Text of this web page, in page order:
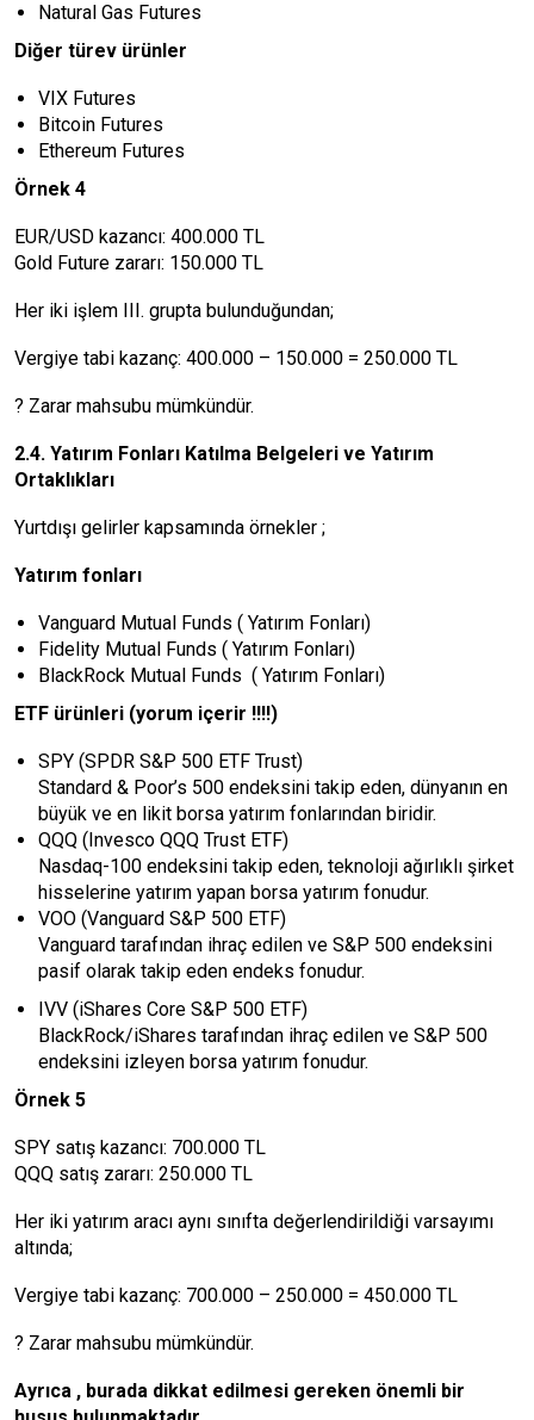
Natural Gas Futures
Diğer türev ürünler
VIX Futures
Bitcoin Futures
Ethereum Futures
Örnek 4
EUR/USD kazancı: 400.000 TL
Gold Future zararı: 150.000 TL
Her iki işlem III. grupta bulunduğundan;
Vergiye tabi kazanç: 400.000 – 150.000 = 250.000 TL
? Zarar mahsubu mümkündür.
2.4. Yatırım Fonları Katılma Belgeleri ve Yatırım
Ortaklıkları
Yurtdışı gelirler kapsamında örnekler ;
Yatırım fonları
Vanguard Mutual Funds ( Yatırım Fonları)
Fidelity Mutual Funds ( Yatırım Fonları)
BlackRock Mutual Funds ( Yatırım Fonları)
ETF ürünleri (yorum içerir !!!!)
SPY (SPDR S&P 500 ETF Trust)
Standard & Poor’s 500 endeksini takip eden, dünyanın en
büyük ve en likit borsa yatırım fonlarından biridir.
QQQ (Invesco QQQ Trust ETF)
Nasdaq-100 endeksini takip eden, teknoloji ağırlıklı şirket
hisselerine yatırım yapan borsa yatırım fonudur.
VOO (Vanguard S&P 500 ETF)
Vanguard tarafından ihraç edilen ve S&P 500 endeksini
pasif olarak takip eden endeks fonudur.
IVV (iShares Core S&P 500 ETF)
BlackRock/iShares tarafından ihraç edilen ve S&P 500
endeksini izleyen borsa yatırım fonudur.
Örnek 5
SPY satış kazancı: 700.000 TL
QQQ satış zararı: 250.000 TL
Her iki yatırım aracı aynı sınıfta değerlendirildiği varsayımı
altında;
Vergiye tabi kazanç: 700.000 – 250.000 = 450.000 TL
? Zarar mahsubu mümkündür.
Ayrıca , burada dikkat edilmesi gereken önemli bir